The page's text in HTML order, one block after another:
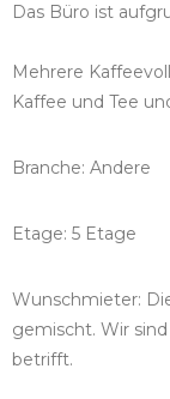
Das Büro ist
Mehrere
Kaffee und Tee
Branche: Andere
Etage: 5 Etage
Wunschmieter:
gemischt. Wir
betrifft.